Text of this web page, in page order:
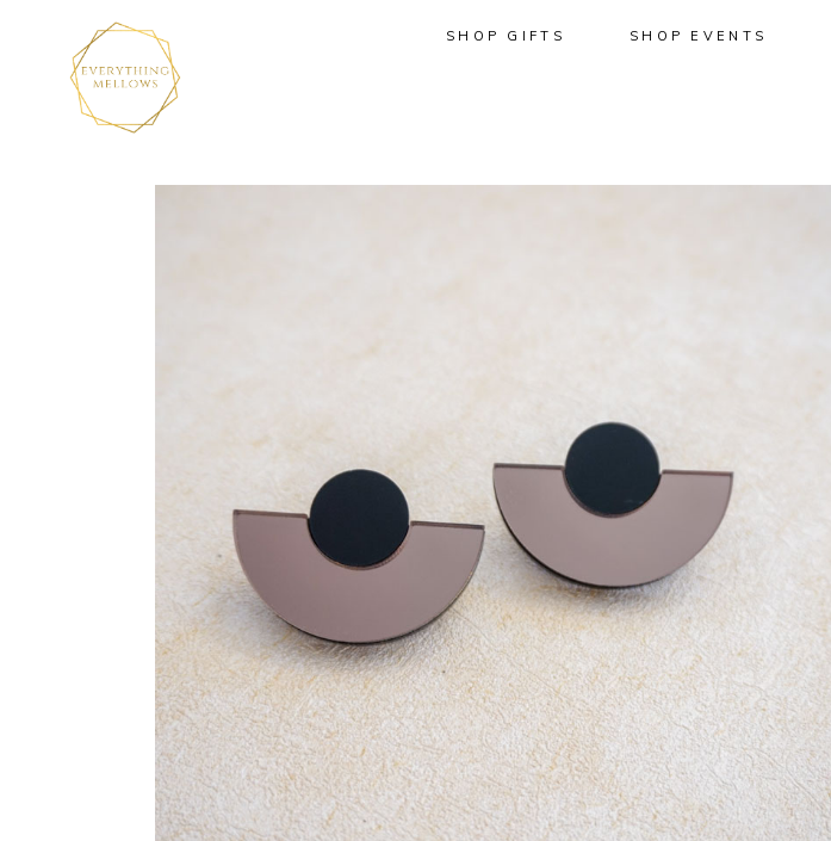
SHOP GIFTS SHOP EVENTS